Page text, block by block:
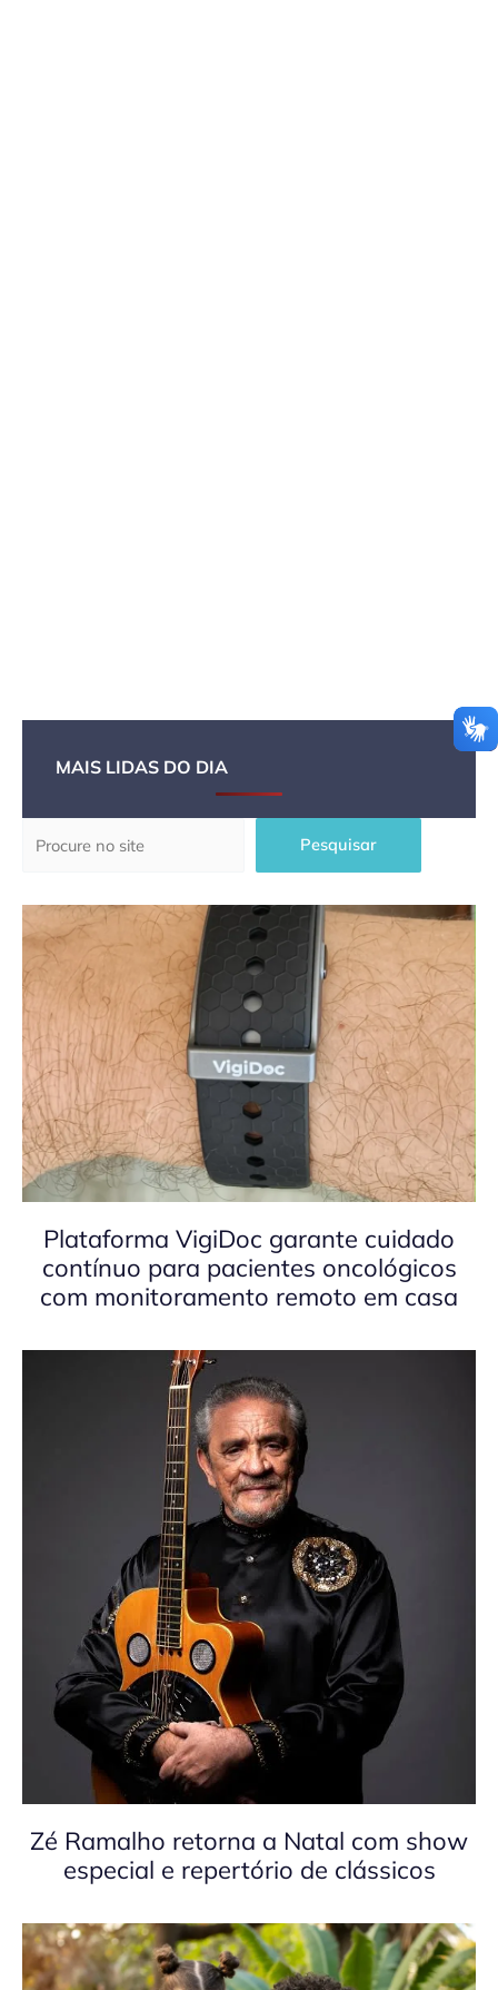
MAIS LIDAS DO DIA
Pesquisar
Plataforma VigiDoc garante cuidado
contínuo para pacientes oncológicos
com monitoramento remoto em casa
Zé Ramalho retorna a Natal com show
especial e repertório de clássicos